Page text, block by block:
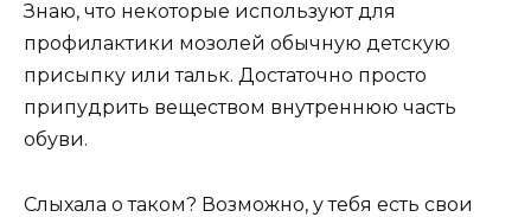
Знаю, что некоторые используют для
профилактики мозолей обычную детскую
присыпку или тальк. Достаточно просто
припудрить веществом внутреннюю часть
обуви.
Слыхала о таком? Возможно, у тебя есть свои